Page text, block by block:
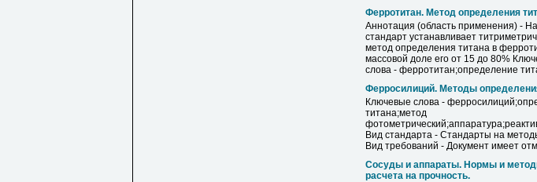
Ферротитан. Метод определения
Аннотация (область применения) -
стандарт устанавливает
метод определения титана в
массовой доле его от 15 до 80%
слова - ферротитан;определение
Ферросилиций. Методы
Ключевые слова -
титана;метод
Вид стандарта - Стандарты на
Вид требований - Документ имеет
Сосуды и аппараты. Нормы и
расчета на прочность.